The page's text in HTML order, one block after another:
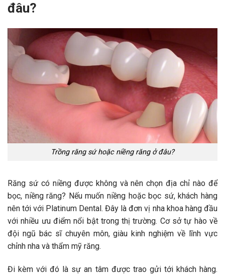
đâu?
Trồng răng sứ hoặc niềng răng ở đâu?
Răng sứ có niềng được không và nên chọn địa chỉ nào để
bọc, niềng răng? Nếu muốn niềng hoặc bọc sứ, khách hàng
nên tới với Platinum Dental. Đây là đơn vị nha khoa hàng đầu
với nhiều ưu điểm nổi bật trong thị trường. Cơ sở tự hào về
đội ngũ bác sĩ chuyên môn, giàu kinh nghiệm về lĩnh vực
chỉnh nha và thẩm mỹ răng.
Đi kèm với đó là sự an tâm được trao gửi tới khách hàng.